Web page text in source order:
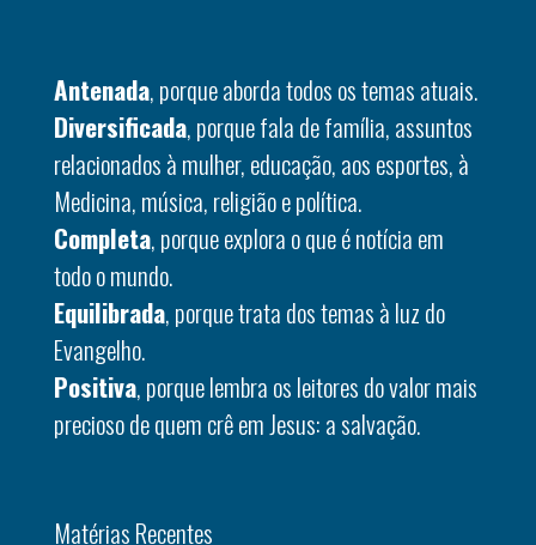
Antenada, porque aborda todos os temas atuais.
Diversificada, porque fala de família, assuntos
relacionados à mulher, educação, aos esportes, à
Medicina, música, religião e política.
Completa, porque explora o que é notícia em
todo o mundo.
Equilibrada, porque trata dos temas à luz do
Evangelho.
Positiva, porque lembra os leitores do valor mais
precioso de quem crê em Jesus: a salvação.
Matérias Recentes